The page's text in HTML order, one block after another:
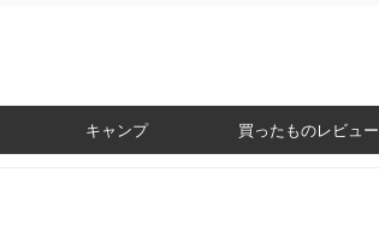
キャンプ 買ったものレビュー